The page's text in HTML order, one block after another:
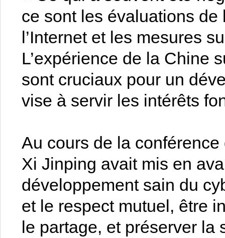
ce sont les évaluations
l’Internet et les mesures
L’expérience de la Chine
sont cruciaux pour un
vise à servir les intérêts
Au cours de la
Xi Jinping avait mis en
développement sain du
et le respect mutuel, être
le partage, et préserver